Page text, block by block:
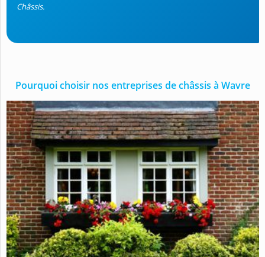
Châssis.
Pourquoi choisir nos entreprises de châssis à Wavre